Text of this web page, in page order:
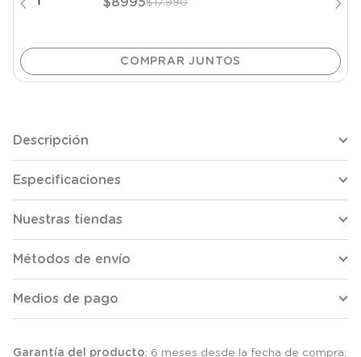
$8995$17.990
Descripción
Especificaciones
Nuestras tiendas
Métodos de envío
Medios de pago
Garantía del producto: 6 meses desde la fecha de compra.